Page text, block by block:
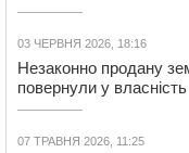
03 ЧЕРВНЯ 2026, 18:16
Незаконно продану
повернули у
07 ТРАВНЯ 2026, 11:25